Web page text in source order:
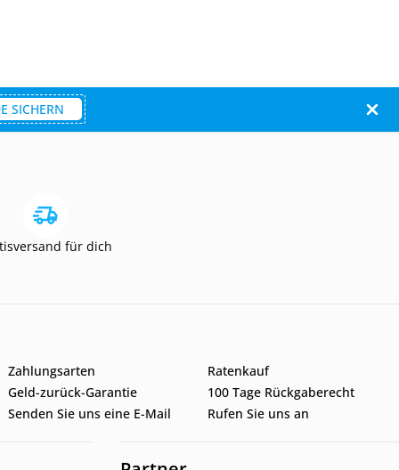
SICHERN
für dich
Zahlungsarten
Ratenkauf
Geld-zurück-Garantie
100 Tage Rückgaberecht
Senden Sie uns eine E-Mail
Rufen Sie uns an